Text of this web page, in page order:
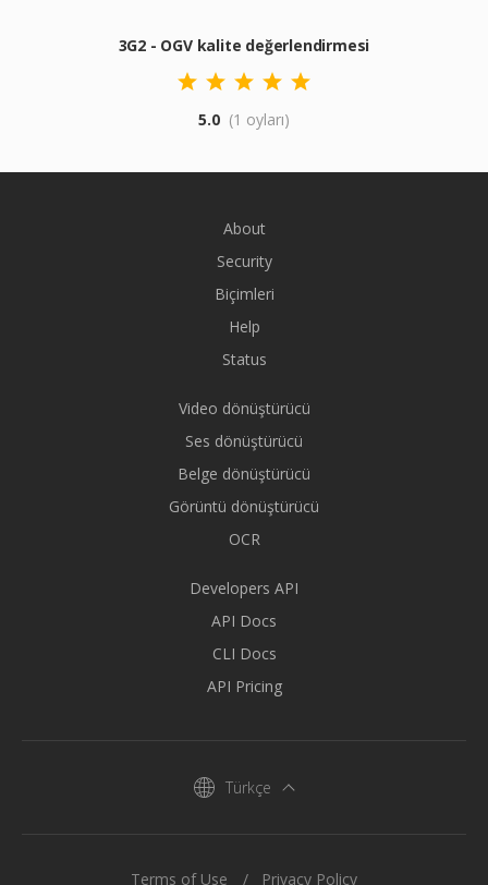
3G2 - OGV kalite değerlendirmesi
5.0 (1 oyları)
About
Security
Biçimleri
Help
Status
Video dönüştürücü
Ses dönüştürücü
Belge dönüştürücü
Görüntü dönüştürücü
OCR
Developers API
API Docs
CLI Docs
API Pricing
Türkçe
Terms of Use Privacy Policy